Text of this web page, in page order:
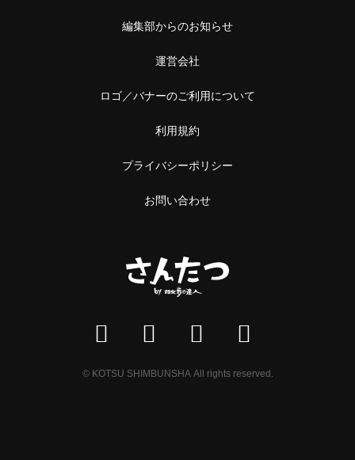
編集部からのお知らせ
運営会社
ロゴ／バナーのご利用について
利用規約
プライバシーポリシー
お問い合わせ
© KOTSU SHIMBUNSHA All rights reserved.